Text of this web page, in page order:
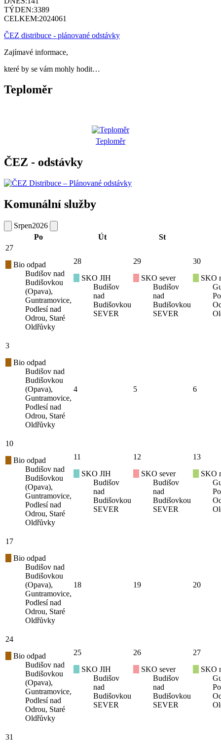
TÝDEN:3389
CELKEM:2024061
ČEZ distribuce - plánované odstávky
Zajímavé informace,
které by se vám mohly hodit…
Teploměr
Teploměr
ČEZ - odstávky
Komunální služby
Srpen2026
Po
Út
St
27
Bio odpad
Budišov nad
Budišovkou
(Opava),
Guntramovice,
Podlesí nad
Odrou, Staré
Oldřůvky
28
SKO JIH
Budišov
nad
Budišovkou
SEVER
29
SKO sever
Budišov
nad
Budišovkou
SEVER
30
SKO
3
Bio odpad
Budišov nad
Budišovkou
(Opava),
Guntramovice,
Podlesí nad
Odrou, Staré
Oldřůvky
4 5 6
10
Bio odpad
Budišov nad
Budišovkou
(Opava),
Guntramovice,
Podlesí nad
Odrou, Staré
Oldřůvky
11
SKO JIH
Budišov
nad
Budišovkou
SEVER
12
SKO sever
Budišov
nad
Budišovkou
SEVER
13
SKO
17
Bio odpad
Budišov nad
Budišovkou
(Opava),
Guntramovice,
Podlesí nad
Odrou, Staré
Oldřůvky
18 19 20
24
Bio odpad
Budišov nad
Budišovkou
(Opava),
Guntramovice,
Podlesí nad
Odrou, Staré
Oldřůvky
25
SKO JIH
Budišov
nad
Budišovkou
SEVER
26
SKO sever
Budišov
nad
Budišovkou
SEVER
27
SKO
31